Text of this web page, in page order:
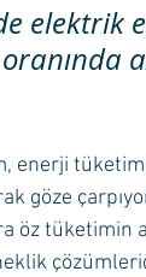
elektrik
enerji
öz tüketimin